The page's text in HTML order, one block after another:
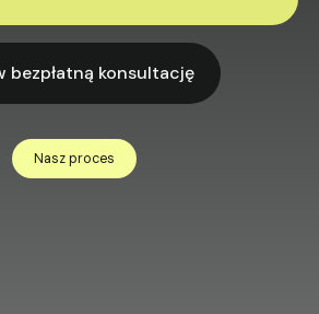
bezpłatną konsultację
Nasz proces